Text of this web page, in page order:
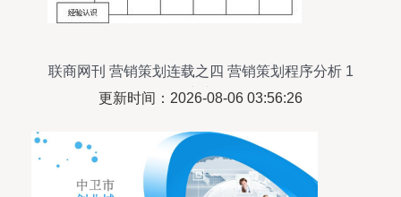
联商网刊 营销策划连载之四 营销策划程序分析 1
联商专栏
更新时间：2026-08-06 03:56:26